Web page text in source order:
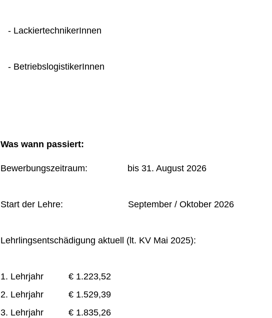
- LackiertechnikerInnen
- BetriebslogistikerInnen
Was wann passiert:
Bewerbungszeitraum: bis 31. August 2026
Start der Lehre: September / Oktober 2026
Lehrlingsentschädigung aktuell (lt. KV Mai 2025):
1. Lehrjahr € 1.223,52
2. Lehrjahr € 1.529,39
3. Lehrjahr € 1.835,26